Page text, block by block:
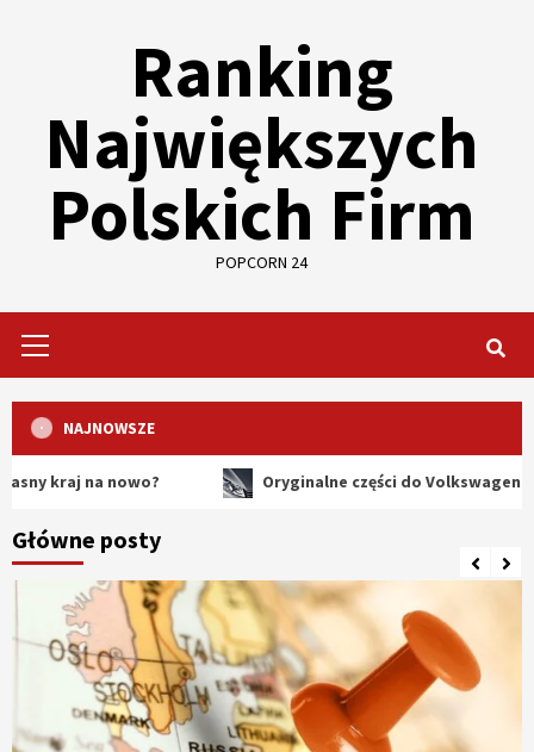
Ranking
Największych
Polskich Firm
POPCORN 24
Menu
NAJNOWSZE
na nowo? Oryginalne części do Volkswagena –
Główne posty